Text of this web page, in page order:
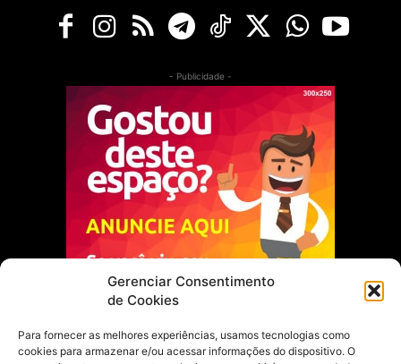
Gerenciar Consentimento
de Cookies
Para fornecer as melhores experiências, usamos tecnologias como
cookies para armazenar e/ou acessar informações do dispositivo. O
- Publicidade -